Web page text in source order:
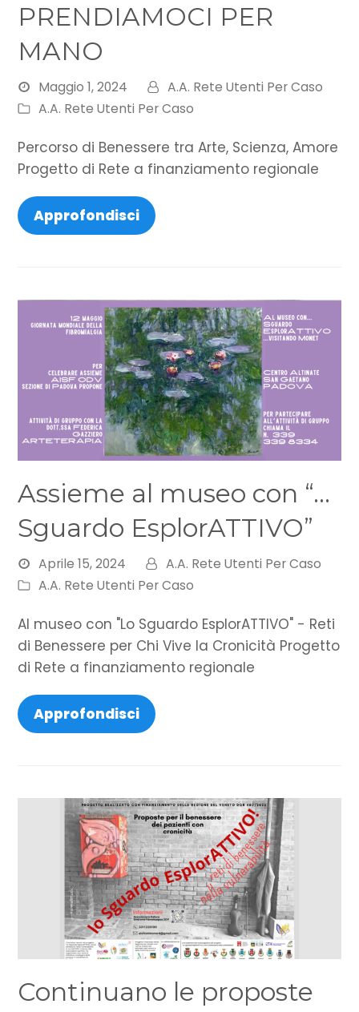
PRENDIAMOCI PER
MANO
Maggio 1, 2024
A.A. Rete Utenti Per Caso
A.A. Rete Utenti Per Caso
Percorso di Benessere tra Arte, Scienza, Amore
Progetto di Rete a finanziamento regionale
Approfondisci
Assieme al museo con “…
Sguardo EsplorATTIVO”
Aprile 15, 2024
A.A. Rete Utenti Per Caso
A.A. Rete Utenti Per Caso
Al museo con "Lo Sguardo EsplorATTIVO" - Reti
di Benessere per Chi Vive la Cronicità Progetto
di Rete a finanziamento regionale
Approfondisci
Continuano le proposte